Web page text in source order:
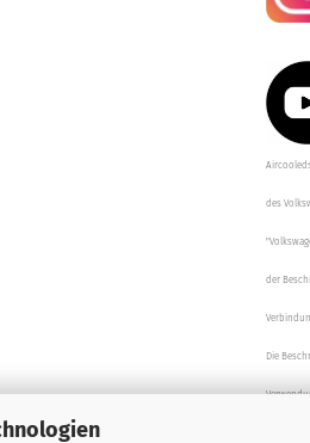
des
der
Die